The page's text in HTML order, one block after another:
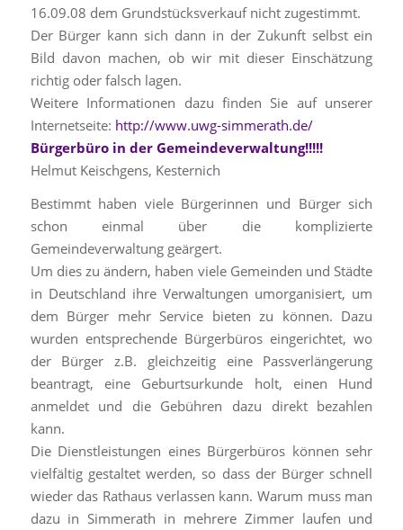
16.09.08 dem Grundstücksverkauf nicht zugestimmt.
Der Bürger kann sich dann in der Zukunft selbst ein
Bild davon machen, ob wir mit dieser Einschätzung
richtig oder falsch lagen.
Weitere Informationen dazu finden Sie auf unserer
Internetseite: http://www.uwg-simmerath.de/
Bürgerbüro in der Gemeindeverwaltung!!!!!
Helmut Keischgens, Kesternich
Bestimmt haben viele Bürgerinnen und Bürger sich
schon einmal über die komplizierte
Gemeindeverwaltung geärgert.
Um dies zu ändern, haben viele Gemeinden und Städte
in Deutschland ihre Verwaltungen umorganisiert, um
dem Bürger mehr Service bieten zu können. Dazu
wurden entsprechende Bürgerbüros eingerichtet, wo
der Bürger z.B. gleichzeitig eine Passverlängerung
beantragt, eine Geburtsurkunde holt, einen Hund
anmeldet und die Gebühren dazu direkt bezahlen
kann.
Die Dienstleistungen eines Bürgerbüros können sehr
vielfältig gestaltet werden, so dass der Bürger schnell
wieder das Rathaus verlassen kann. Warum muss man
dazu in Simmerath in mehrere Zimmer laufen und